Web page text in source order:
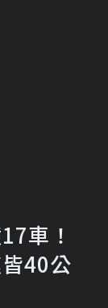
車！
40公